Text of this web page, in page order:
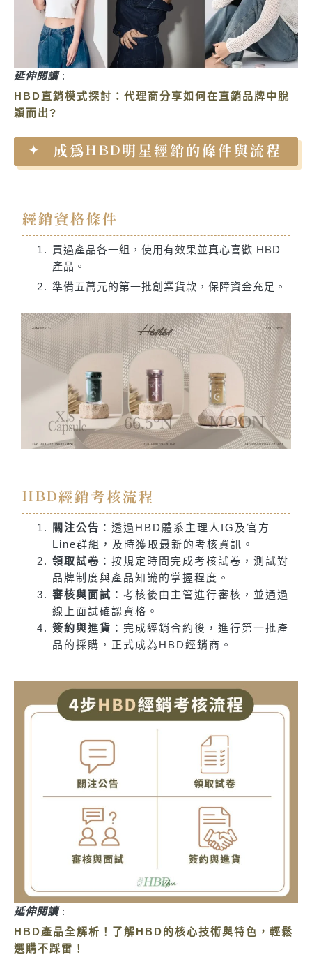
延伸閱讀:
HBD直銷模式探討：代理商分享如何在直銷品牌中脫
穎而出?
成為HBD明星經銷的條件與流程
經銷資格條件
買過產品各一組，使用有效果並真心喜歡 HBD
產品。
準備五萬元的第一批創業貨款，保障資金充足。
HBD經銷考核流程
關注公告 ：透過HBD體系主理人IG及官方
Line群組，及時獲取最新的考核資訊。
領取試卷 ：按規定時間完成考核試卷，測試對
品牌制度與產品知識的掌握程度。
審核與面試 ：考核後由主管進行審核，並通過
線上面試確認資格。
簽約與進貨 ：完成經銷合約後，進行第一批產
品的採購，正式成為HBD經銷商。
延伸閱讀:
HBD產品全解析！了解HBD的核心技術與特色，輕鬆
選購不踩雷！